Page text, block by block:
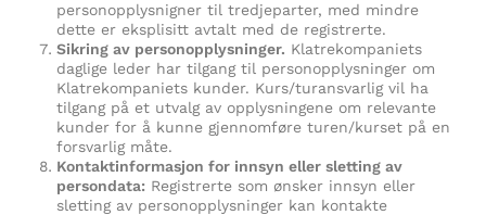
personopplysnigner til tredjeparter, med mindre
dette er eksplisitt avtalt med de registrerte.
Sikring av personopplysninger. Klatrekompaniets
daglige leder har tilgang til personopplysninger om
Klatrekompaniets kunder. Kurs/turansvarlig vil ha
tilgang på et utvalg av opplysningene om relevante
kunder for å kunne gjennomføre turen/kurset på en
forsvarlig måte.
Kontaktinformasjon for innsyn eller sletting av
persondata: Registrerte som ønsker innsyn eller
sletting av personopplysninger kan kontakte